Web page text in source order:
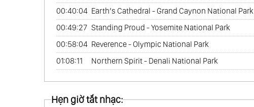
00:40:04 Earth’s Cathedral - Grand Caynon National Park
00:49:27 Standing Proud - Yosemite National Park
00:58:04 Reverence - Olympic National Park
01:08:11
Northern Spirit - Denali National Park
Hẹn giờ tắt nhạc: